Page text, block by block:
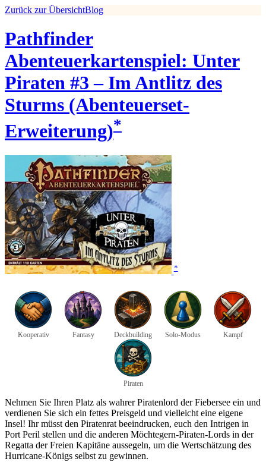
Zurück zur ÜbersichtBlog
Pathfinder
Abenteuerkartenspiel: Unter
Piraten #3 – Im Antlitz des
Sturms (Abenteuerset-
Erweiterung)*
*
Kooperativ Fantasy Deckbuilding Solo-Modus Kampf
Piraten
Nehmen Sie Ihren Platz als wahrer Piratenlord der Fiebersee ein und
verdienen Sie sich ein fettes Preisgeld und vielleicht eine eigene
Insel! Ihr müsst den Piratenrat beeindrucken, euch den Intrigen in
Port Peril stellen und die anderen Möchtegern-Piraten-Lords in der
Regatta der Freien Kapitäne aussegeln, um die Wertschätzung des
Hurricane-Königs selbst zu gewinnen.